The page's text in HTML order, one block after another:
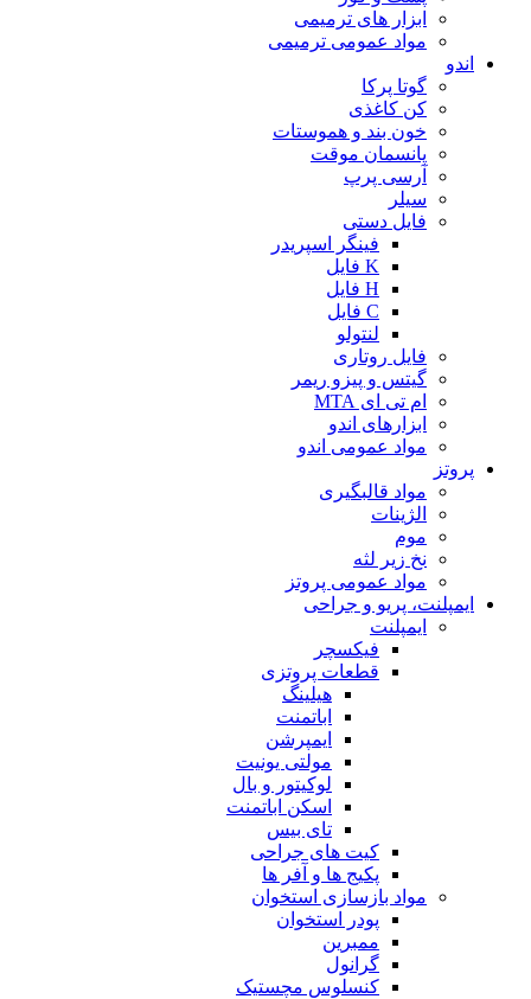
ابزار های ترمیمی
مواد عمومی ترمیمی
اندو
گوتا پرکا
کن کاغذی
خون بند و هموستات
پانسمان موقت
آرسی پرپ
سیلر
فایل دستی
فینگر اسپریدر
K فایل
H فایل
C فایل
لنتولو
فایل روتاری
گیتس و پیزو ریمر
ام تی ای MTA
ابزارهای اندو
مواد عمومی اندو
پروتز
مواد قالبگیری
الژینات
موم
نخ زیر لثه
مواد عمومی پروتز
ایمپلنت، پریو و جراحی
ایمپلنت
فیکسچر
قطعات پروتزی
هیلینگ
اباتمنت
ایمپرشن
مولتی یونیت
لوکیتور و بال
اسکن اباتمنت
تای بیس
کیت های جراحی
پکیج ها و آفر ها
مواد بازسازی استخوان
پودر استخوان
ممبرین
گرانول
کنسلوس مچستیک